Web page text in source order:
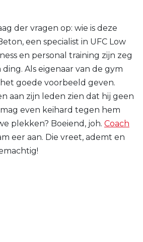
der vragen op: wie is deze
een specialist in UFC Low
en personal training zijn zeg
Als eigenaar van de gym
goede voorbeeld geven.
aan zijn leden zien dat hij geen
even keihard tegen hem
plekken? Boeiend, joh. Coach
eer aan. Die vreet, ademt en